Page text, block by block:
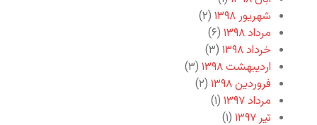
شهریور ۱۳۹۸
(۲)
مرداد ۱۳۹۸
(۶)
خرداد ۱۳۹۸
(۳)
اردیبهشت ۱۳۹۸
(۳)
فروردین ۱۳۹۸
(۲)
مرداد ۱۳۹۷
(۱)
تیر ۱۳۹۷
(۱)